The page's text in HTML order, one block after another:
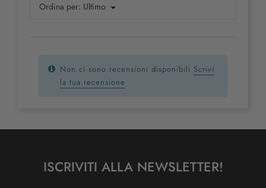
Ordina per: Ultimo
Non ci sono recensioni disponibili Scrivi
la tua recensione
ISCRIVITI ALLA NEWSLETTER!